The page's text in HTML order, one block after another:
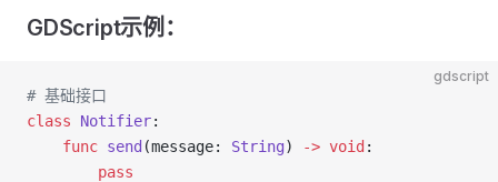
GDScript示例：
gdscript
# 基础接口
class Notifier:
    func
send (message: String) -> void :
        pass